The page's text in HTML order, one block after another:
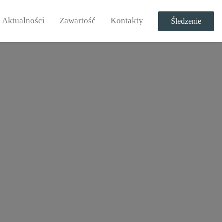
Aktualności Zawartość Kontakty Śledzenie